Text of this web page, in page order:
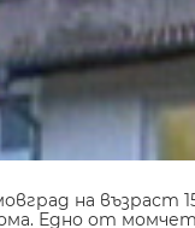
на възраст 15
Едно от